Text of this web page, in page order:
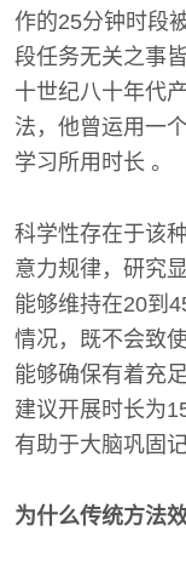
作的25分钟时段
段任务无关之事
十世纪八十年代
法，他曾运用一
学习所用时长 。
科学性存在于该
意力规律，研究
能够维持在20到
情况，既不会致
能够确保有着充
建议开展时长为
有助于大脑巩固
为什么传统方法